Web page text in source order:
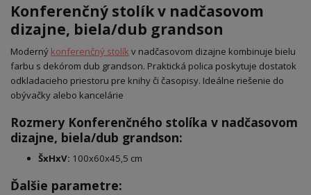
Konferenčný stolík v nadčasovom
dizajne, biela/dub grandson
Moderný konferenčný stolík v nadčasovom dizajne kombinuje bielu
farbu s dekórom dub grandson. Praktická polica poskytuje dostatok
odkladacieho priestoru pre knihy či časopisy. Ideálne riešenie do
obývačky alebo kancelárie
Rozmery Konferenčného stolíka v nadčasovom
dizajne, biela/dub grandson:
ŠxHxV: 100x60x45,5 cm
Ďalšie parametre: